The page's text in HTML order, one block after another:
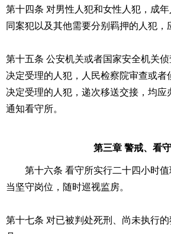
第十四条 对男性人犯和女性人犯，成年
同案犯以及其他需要分别羁押的人犯，
第十五条 公安机关或者国家安全机关
决定受理的人犯，人民检察院审查或者
决定受理的人犯，递次移送交接，均应
通知看守所。
第三章 警戒、看守
第十六条 看守所实行二十四小时值
当坚守岗位，随时巡视监房。
第十七条 对已被判处死刑、尚未执行